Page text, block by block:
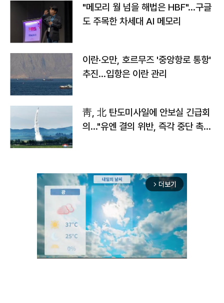
"메모리 월 넘을 해법은 HBF"…구글
도 주목한 차세대 AI 메모리
이란·오만, 호르무즈 '중앙항로 통항'
추진…입항은 이란 관리
靑, 北 탄도미사일에 안보실 긴급회
의…"유엔 결의 위반, 즉각 중단 촉
arrow_forward_ios 더보기